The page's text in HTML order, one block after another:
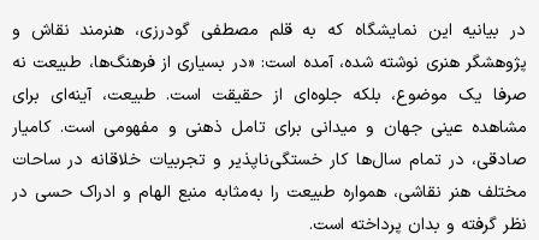
در بیانیه این نمایشگاه که به قلم مصطفی گودرزی، هنرمند نقاش و
پژوهشگر هنری نوشته شده، آمده است: «در بسیاری از فرهنگ‌ها، طبیعت نه
صرفا یک موضوع، بلکه جلوه‌ای از حقیقت است. طبیعت، آینه‌ای برای
مشاهده عینی جهان و میدانی برای تامل ذهنی و مفهومی است. کامیار
صادقی، در تمام سال‌ها کار خستگی‌ناپذیر و تجربیات خلاقانه در ساحات
مختلف هنر نقاشی، همواره طبیعت را به‌مثابه منبع الهام و ادراک حسی در
نظر گرفته و بدان پرداخته است.